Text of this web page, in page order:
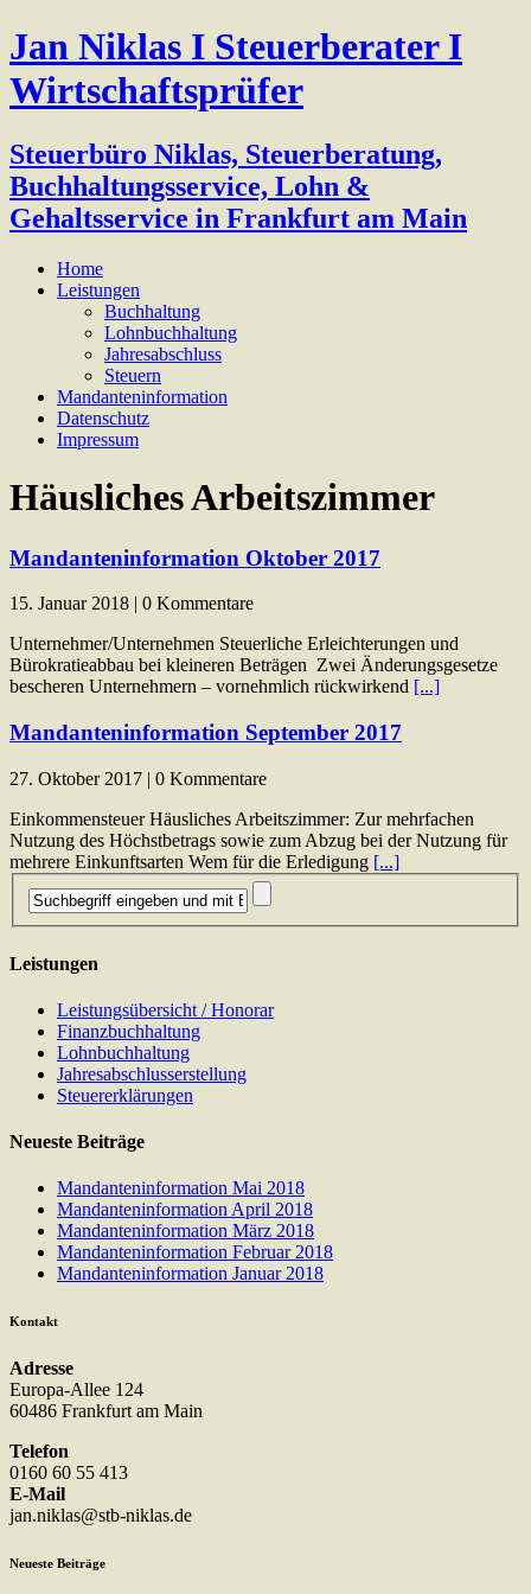
Jan Niklas I Steuerberater I
Wirtschaftsprüfer
Steuerbüro Niklas, Steuerberatung,
Buchhaltungsservice, Lohn &
Gehaltsservice in Frankfurt am Main
Home
Leistungen
Buchhaltung
Lohnbuchhaltung
Jahresabschluss
Steuern
Mandanteninformation
Datenschutz
Impressum
Häusliches Arbeitszimmer
Mandanteninformation Oktober 2017
15. Januar 2018 | 0 Kommentare
Unternehmer/Unternehmen Steuerliche Erleichterungen und
Bürokratieabbau bei kleineren Beträgen Zwei Änderungsgesetze
bescheren Unternehmern – vornehmlich rückwirkend [...]
Mandanteninformation September 2017
27. Oktober 2017 | 0 Kommentare
Einkommensteuer Häusliches Arbeitszimmer: Zur mehrfachen
Nutzung des Höchstbetrags sowie zum Abzug bei der Nutzung für
mehrere Einkunftsarten Wem für die Erledigung [...]
Leistungen
Leistungsübersicht / Honorar
Finanzbuchhaltung
Lohnbuchhaltung
Jahresabschlusserstellung
Steuererklärungen
Neueste Beiträge
Mandanteninformation Mai 2018
Mandanteninformation April 2018
Mandanteninformation März 2018
Mandanteninformation Februar 2018
Mandanteninformation Januar 2018
Kontakt
Adresse
Europa-Allee 124
60486 Frankfurt am Main
Telefon
0160 60 55 413
E-Mail
jan.niklas@stb-niklas.de
Neueste Beiträge